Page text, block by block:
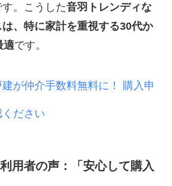
。こうした音羽トレンディな
、特に家計を重視する30代か
適です。
が仲介手数料無料に！ 購入申
ださい
用者の声：「安心して購入